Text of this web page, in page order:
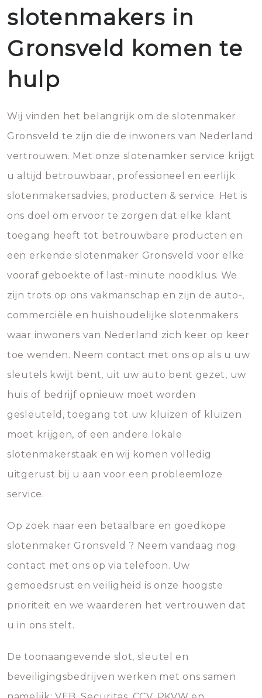
slotenmakers in
Gronsveld komen te
hulp
Wij vinden het belangrijk om de slotenmaker
Gronsveld te zijn die de inwoners van Nederland
vertrouwen. Met onze slotenamker service krijgt
u altijd betrouwbaar, professioneel en eerlijk
slotenmakersadvies, producten & service. Het is
ons doel om ervoor te zorgen dat elke klant
toegang heeft tot betrouwbare producten en
een erkende slotenmaker Gronsveld voor elke
vooraf geboekte of last-minute noodklus. We
zijn trots op ons vakmanschap en zijn de auto-,
commerciële en huishoudelijke slotenmakers
waar inwoners van Nederland zich keer op keer
toe wenden. Neem contact met ons op als u uw
sleutels kwijt bent, uit uw auto bent gezet, uw
huis of bedrijf opnieuw moet worden
gesleuteld, toegang tot uw kluizen of kluizen
moet krijgen, of een andere lokale
slotenmakerstaak en wij komen volledig
uitgerust bij u aan voor een probleemloze
service.
Op zoek naar een betaalbare en goedkope
slotenmaker Gronsveld ? Neem vandaag nog
contact met ons op via telefoon. Uw
gemoedsrust en veiligheid is onze hoogste
prioriteit en we waarderen het vertrouwen dat
u in ons stelt.
De toonaangevende slot, sleutel en
beveiligingsbedrijven werken met ons samen